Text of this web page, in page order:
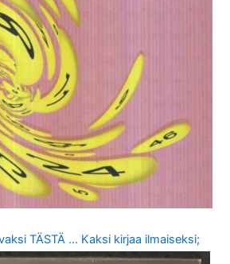
TÄSTÄ … Kaksi kirjaa ilmaiseksi;